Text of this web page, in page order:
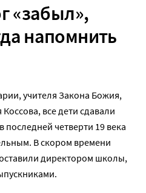
«забыл»,
напомнить
учителя Закона Божия,
все дети сдавали
последней четверти 19 века
В скором времени
директором школы,